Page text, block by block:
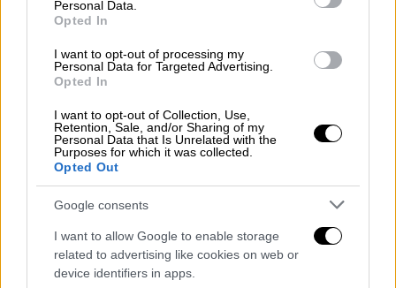
Personal Data.
Opted In
I want to opt-out of processing my
Personal Data for Targeted Advertising.
Opted In
I want to opt-out of Collection, Use,
Retention, Sale, and/or Sharing of my
Personal Data that Is Unrelated with the
Purposes for which it was collected.
Opted Out
Google consents
I want to allow Google to enable storage
related to advertising like cookies on web or
device identifiers in apps.
Όπως επεσήμανε ο υπουργός Υποδομών,
Κώστας Καραμανλής, το έργο μειώνει το
χρόνο της διαδρομής από Πάτρα και
Αντίρριο έως τη Λαμία. «Δηλαδή, είναι ένα
μεταφορές και μετακινήσεις. Γιατί, όχι μόνο
θα επιτρέψει την ταχύτερη μετακίνηση από
τη Στερεά Ελλάδα και τη Θεσσαλία
θα συνδέσει το λιμάνι της Πάτρας με αυτό
του Βόλου. Και θα αναβαθμίσει τη γέφυρα
Ρίου Αντιρρίου».